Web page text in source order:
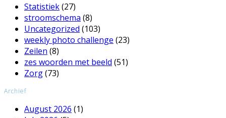
Statistiek(27)
stroomschema (8)
Uncategorized (103)
weekly photo challenge (23)
Zeilen (8)
zes woorden met beeld (51)
Zorg(73)
Archief
August 2026 (1)